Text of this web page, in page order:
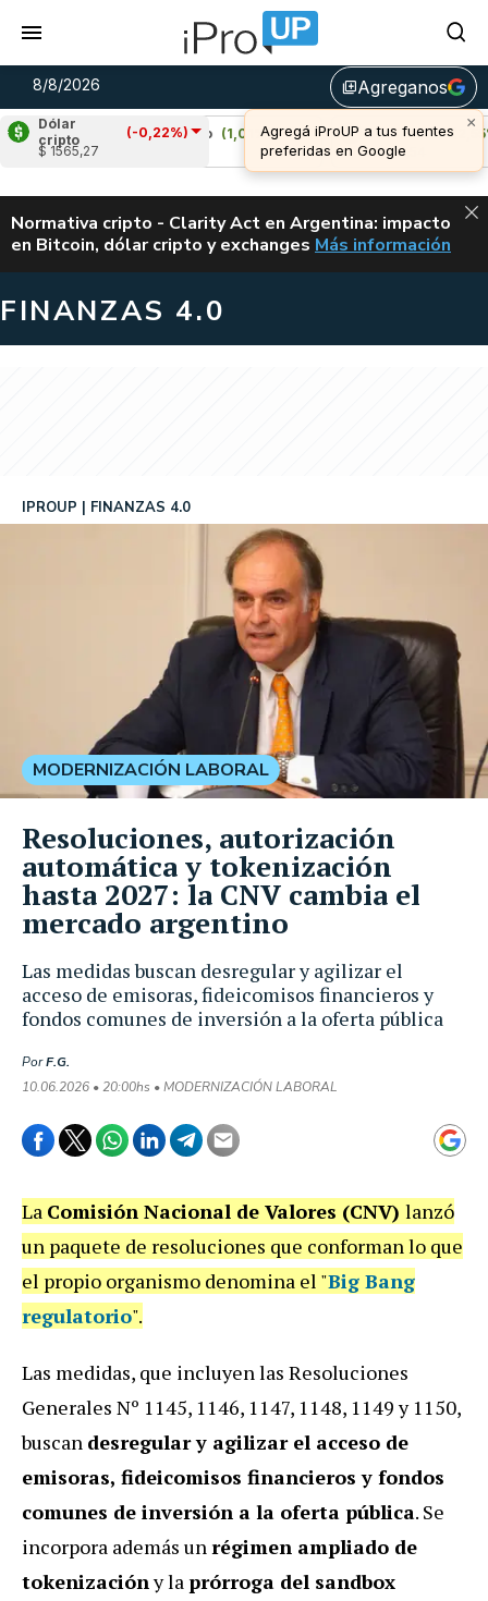
8/8/2026 library_addAgreganos
×
Agregá iProUP a tus fuentes
preferidas en Google
Dólar
cripto
(-0,22%)
$ 1565,27
Cardano (1,01%)
Avalanche (2,55%)
u$s 6,54
ALERTA
Normativa cripto - Clarity Act en Argentina: impacto
en Bitcoin, dólar cripto y exchanges CLARITY ACT EN
Más información
FINANZAS 4.0
Las medidas buscan desregular y agilizar el
acceso de emisoras, fideicomisos financieros y
fondos comunes de inversión a la oferta pública
IPROUP FINANZAS 4.0
PorF.G.
10.06.2026 • 20:00hs • MODERNIZACIÓN LABORAL
MODERNIZACIÓN LABORAL
Resoluciones, autorización
automática y tokenización
hasta 2027: la CNV cambia el
mercado argentino
La Comisión Nacional de Valores (CNV) lanzó
un paquete de resoluciones que conforman lo que
el propio organismo denomina el "Big Bang
regulatorio".
Las medidas, que incluyen las Resoluciones
Generales Nº 1145, 1146, 1147, 1148, 1149 y 1150,
buscan desregular y agilizar el acceso de
emisoras, fideicomisos financieros y fondos
comunes de inversión a la oferta pública. Se
incorpora además unrégimen ampliado de
tokenizacióny laprórroga del sandbox